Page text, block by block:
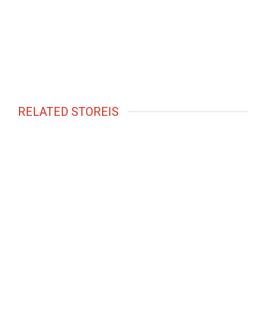
RELATED STOREIS